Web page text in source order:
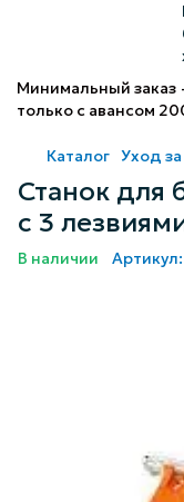
Минимальный
только с авансом
Каталог Уход
Станок для
с 3
В наличии Артикул: